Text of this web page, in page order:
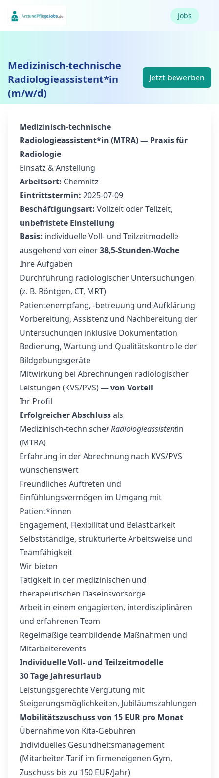
Jobs
Medizinisch-technische
Radiologieassistent*in
(m/w/d)
Jetzt bewerben
Medizinisch-technische
Radiologieassistent*in (MTRA) — Praxis für
Radiologie
Einsatz & Anstellung
Arbeitsort: Chemnitz
Eintrittstermin: 2025-07-09
Beschäftigungsart: Vollzeit oder Teilzeit,
unbefristete Einstellung
Basis: individuelle Voll- und Teilzeitmodelle
ausgehend von einer38,5‑Stunden‑Woche
Ihre Aufgaben
Durchführung radiologischer Untersuchungen
(z. B. Röntgen, CT, MRT)
Patientenempfang, -betreuung und Aufklärung
Vorbereitung, Assistenz und Nachbereitung der
Untersuchungen inklusive Dokumentation
Bedienung, Wartung und Qualitätskontrolle der
Bildgebungsgeräte
Mitwirkung bei Abrechnungen radiologischer
Leistungen (KVS/PVS) —von Vorteil
Ihr Profil
Erfolgreicher Abschlussals
Medizinisch‑technischer Radiologieassistentin
(MTRA)
Erfahrung in der Abrechnung nach KVS/PVS
wünschenswert
Freundliches Auftreten und
Einfühlungsvermögen im Umgang mit
Patient*innen
Engagement, Flexibilität und Belastbarkeit
Selbstständige, strukturierte Arbeitsweise und
Teamfähigkeit
Wir bieten
Tätigkeit in der medizinischen und
therapeutischen Daseinsvorsorge
Arbeit in einem engagierten, interdisziplinären
und erfahrenen Team
Regelmäßige teambildende Maßnahmen und
Mitarbeiterevents
Individuelle Voll- und Teilzeitmodelle
30 Tage Jahresurlaub
Leistungsgerechte Vergütung mit
Steigerungsmöglichkeiten, Jubiläumszahlungen
Mobilitätszuschuss von 15 EUR pro Monat
Übernahme von Kita‑Gebühren
Individuelles Gesundheitsmanagement
(Mitarbeiter‑Tarif im firmeneigenen Gym,
Zuschuss bis zu 150 EUR/Jahr)